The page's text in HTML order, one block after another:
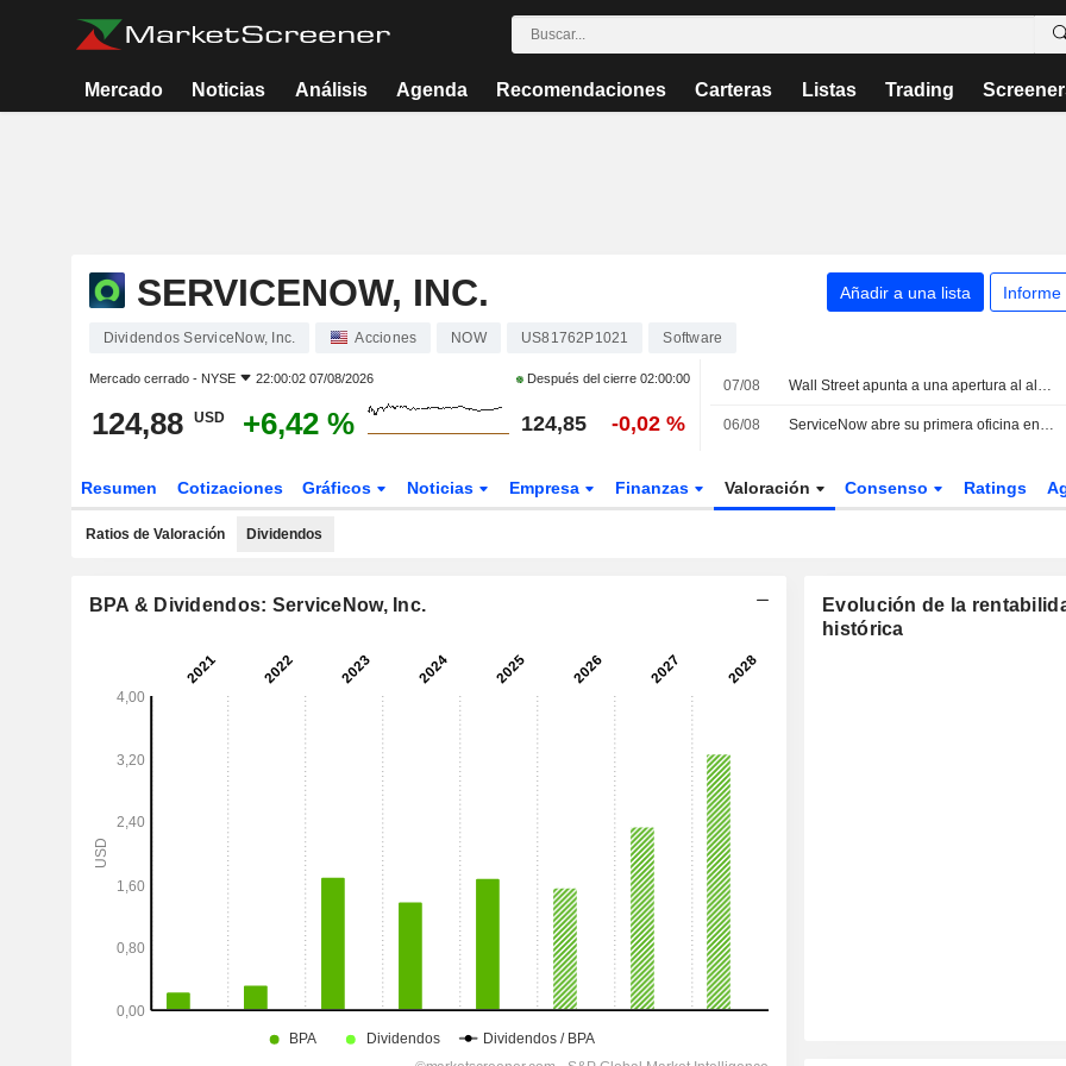
Mercado Noticias Análisis Agenda Recomendaciones Carteras Listas Trading
SERVICENOW, INC. Añadir a una lista Informe
Dividendos ServiceNow, Inc. Acciones NOW US81762P1021 Software
Mercado cerrado - NYSE 22:00:02 07/08/2026 Después del cierre02:00:00
124,88 USD +6,42 % 124,85 -0,02 %
07/08 Wall Street apunta a una apertura al alza tras una caída inesperada del empleo que enfría las expectativas de subida de tipos
06/08 ServiceNow abre su primera oficina en Brasil y amplía sus alianzas académicas para impulsar el talento regional en IA
Resumen Cotizaciones Gráficos Noticias Empresa Finanzas Valoración Consenso Ratings
Ratios de Valoración Dividendos
BPA & Dividendos: ServiceNow, Inc.
Evolución de la
histórica